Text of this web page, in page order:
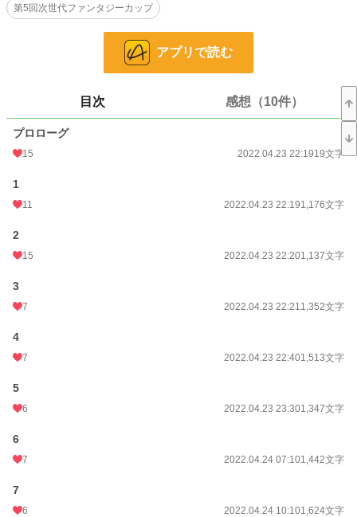
文字数 287,119
2023.01.29 14:30
2022.04.23 22:19
2022.05.25 07:05
週間ポイント
月間ポイント
年間ポイント
第5回次世代ファンタジーカップ
アプリで読む
目次 感想（10件）
プロローグ
15 2022.04.23 22:1919文字
1
11 2022.04.23 22:191,176文字
2
15 2022.04.23 22:201,137文字
3
7 2022.04.23 22:211,352文字
4
7 2022.04.23 22:401,513文字
5
6 2022.04.23 23:301,347文字
6
7 2022.04.24 07:101,442文字
7
6 2022.04.24 10:101,624文字